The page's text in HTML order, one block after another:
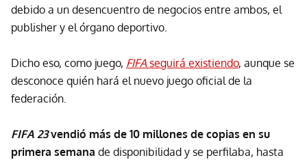
debido a un desencuentro de negocios entre ambos, el
publisher y el órgano deportivo.
Dicho eso, como juego, FIFAseguirá existiendo, aunque se
desconoce quién hará el nuevo juego oficial de la
federación.
FIFA 23vendió más de 10 millones de copias en su
primera semana de disponibilidad y se perfilaba, hasta